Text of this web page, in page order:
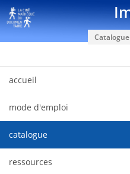
跳转到内容
Catalogue
accueil
mode d'emploi
catalogue
ressources